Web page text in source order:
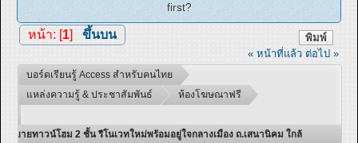
first?
พิมพ์
หน้า: [ 1] ขึ้นบน
« หน้าที่แล้ว ต่อไป »
บอร์ดเรียนรู้ Access สำหรับคนไทย
แหล่งความรู้ & ประชาสัมพันธ์
ห้องโฆษณาฟรี
ขายทาวน์โฮม 2 ชั้น รีโนเวทใหม่พร้อมอยู่ใจกลางเมือง ถ.เสนานิคม ใกล้